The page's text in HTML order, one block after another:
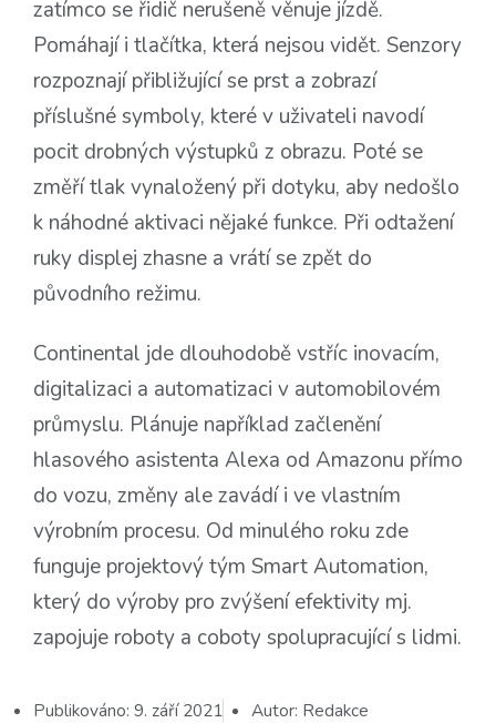
zatímco se řidič nerušeně věnuje jízdě.
Pomáhají i tlačítka, která nejsou vidět. Senzory
rozpoznají přibližující se prst a zobrazí
příslušné symboly, které v uživateli navodí
pocit drobných výstupků z obrazu. Poté se
změří tlak vynaložený při dotyku, aby nedošlo
k náhodné aktivaci nějaké funkce. Při odtažení
ruky displej zhasne a vrátí se zpět do
původního režimu.
Continental jde dlouhodobě vstříc inovacím,
digitalizaci a automatizaci v automobilovém
průmyslu. Plánuje například začlenění
hlasového asistenta Alexa od Amazonu přímo
do vozu, změny ale zavádí i ve vlastním
výrobním procesu. Od minulého roku zde
funguje projektový tým Smart Automation,
který do výroby pro zvýšení efektivity mj.
zapojuje roboty a coboty spolupracující s lidmi.
Publikováno: 9. září 2021 Autor: Redakce